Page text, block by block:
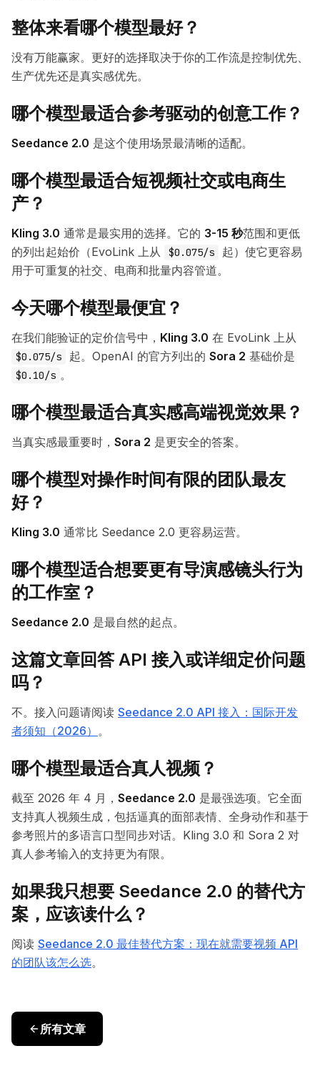
整体来看哪个模型最好？
没有万能赢家。更好的选择取决于你的工作流是控制优先、
生产优先还是真实感优先。
哪个模型最适合参考驱动的创意工作？
Seedance 2.0 是这个使用场景最清晰的适配。
哪个模型最适合短视频社交或电商生
产？
Kling 3.0 通常是最实用的选择。它的 3-15 秒范围和更低
的列出起始价（EvoLink 上从
$0.075/s
起）使它更容易
用于可重复的社交、电商和批量内容管道。
今天哪个模型最便宜？
在我们能验证的定价信号中， Kling 3.0 在 EvoLink 上从
$0.075/s 起。OpenAI 的官方列出的 Sora 2 基础价是
$0.10/s 。
哪个模型最适合真实感高端视觉效果？
当真实感最重要时， Sora 2 是更安全的答案。
哪个模型对操作时间有限的团队最友
好？
Kling 3.0 通常比 Seedance 2.0 更容易运营。
哪个模型适合想要更有导演感镜头行为
的工作室？
Seedance 2.0 是最自然的起点。
这篇文章回答 API 接入或详细定价问题
吗？
不。接入问题请阅读 Seedance 2.0 API 接入：国际开发
者须知（2026） 。
哪个模型最适合真人视频？
截至 2026 年 4 月， Seedance 2.0 是最强选项。它全面
支持真人视频生成，包括逼真的面部表情、全身动作和基于
参考照片的多语言口型同步对话。Kling 3.0 和 Sora 2 对
真人参考输入的支持更为有限。
如果我只想要 Seedance 2.0 的替代方
案，应该读什么？
阅读 Seedance 2.0 最佳替代方案：现在就需要视频 API
的团队该怎么选。
所有文章